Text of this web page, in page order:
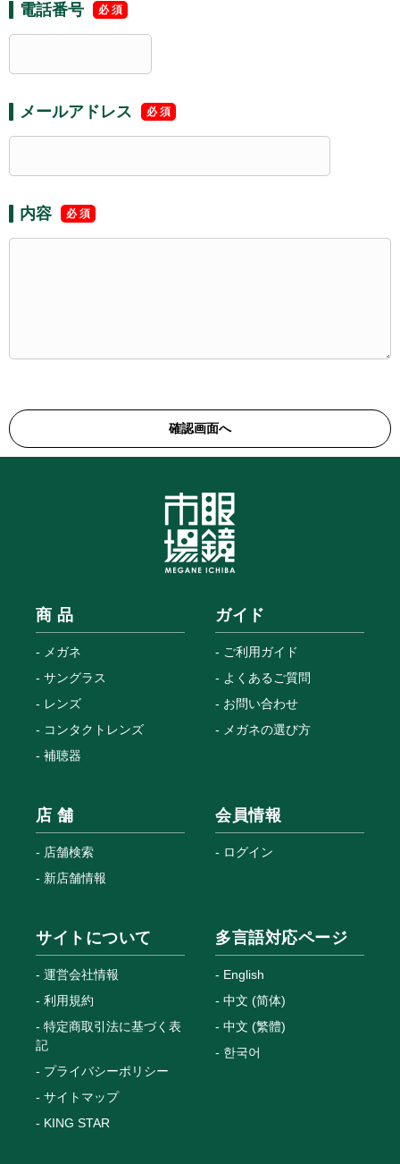
電話番号
メールアドレス
内容
商 品
メガネ
サングラス
レンズ
コンタクトレンズ
補聴器
ガイド
ご利用ガイド
よくあるご質問
お問い合わせ
メガネの選び方
店 舗
店舗検索
新店舗情報
会員情報
ログイン
サイトについて
運営会社情報
利用規約
特定商取引法に基づく表
記
プライバシーポリシー
サイトマップ
KING STAR
多言語対応ページ
English
中文 (简体)
中文 (繁體)
한국어